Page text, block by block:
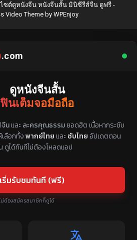
ไซต์ดูหนังจีน หนังจีนสั้น มินิซีรีส์จีน ดูฟรี -
Video Themeby WPEnjoy
.com
ดูหนังจีนสั้น
ฟินเต็มจอมือถือ
นและ ละครคุณธรรมยอดฮิต เนื้อหากระชับ
ลือกทั้งพากย์ไทยและ ซับไทยอัปเดตตอน
ดูได้ทันทีไม่ต้องโหลดแอป
เริ่มรับชมทันที (ฟรี)
ม่ต้องสมัครสมาชิกก็ดูได้